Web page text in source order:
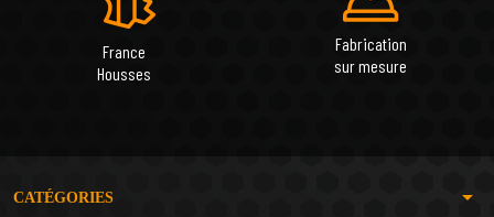
France
Housses
Fabrication
sur mesure
CATÉGORIES arrow_drop_down